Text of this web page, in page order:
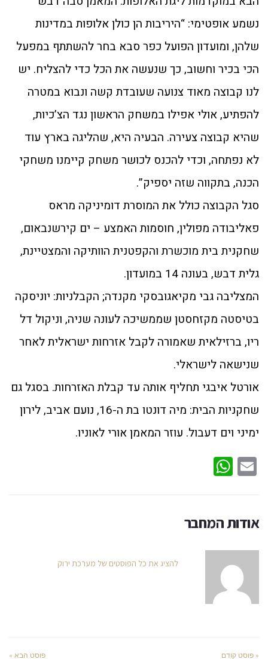
נשמע אופטימי: “היריבות הן כולן אלופות במדינות
שלהן, ומועדון הפועל כפר סבא בחר להשתתף במפעל
הכי בכיר וחשוב, כך שנעשה את הכל כדי להצליח. יש
לנו קבוצה מאוד צנועה שעובדת קשה ונבוא במטרה
להפתיע, אולי אפילו במשחק הראשון נגד הצ’כיות,
שהיא קבוצה צעירה. הבעיה היא, שהליגה בארץ עוד
לא נפתחה, וכדי להכנס לכושר משחק קיימנו משחקי
הכנה, בתקווה שזה יספיק”.
סגל הקבוצה כולל את המוסרת דומיניקה מראס
פאליבודה מפולין, חוסמות האמצע – ים קירשנבאום,
שחקנית בית מוכשרת והקפטנית הוותיקה והמצטיינת,
גלית דבש, בעונה 14 במועדון.
המצליבה גבי מקיאגובסקי מקנדה; הקבלניות: יוניסקה
בטיסטה מקזחסטן שממשיכה לעונה שניה, וניקול דל
ריו, ברזילאית שאמורה לקבל אזרחות ישראלית לאחר
שנישאה לישראלי.
אורטל איבגי תחליף אותה עד קבלת האזרחות. בסגל גם
שחקניות הבית: מיה דונטו בת ה-16, נועם אביב, לירון
ימיני וים דעבול. עוזר המאמן אורי לאוניו.
Email
אודות המחבר
להציג את כל הפוסטים של מערכת ירוק
« פוסט קודם פוסט הבא »